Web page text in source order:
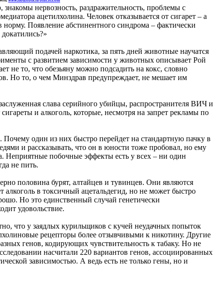
нервозность, раздражительность, проблемы с
ацетилхолина. Человек отказывается от сигарет – а
Появление абстинентного синдрома – фактически
подачей наркотика, за пять дней животные научатся
с развитием зависимости у животных описывает Рой
то, что обезьяну можно подсадить на кокс, словно
Но то, о чем Минздрав предупреждает, не мешает им
слава серийного убийцы, распространителя ВИЧ и
и алкоголь, которые, несмотря на запрет рекламы по
один из них быстро перейдет на стандартную пачку в
и рассказывать, что он в юности тоже пробовал, но ему
Неприятные побочные эффекты есть у всех – ни один
не пить.
половина бурят, алтайцев и тувинцев. Они являются
в токсичный ацетальдегид, но не может быстро
Но это единственный случай генетически
удовольствие.
что у заядлых курильщиков с кучей неудачных попыток
рецепторы более отзывчивыми к никотину. Другие
генов, кодирующих чувствительность к табаку. Но не
насчитали 220 вариантов генов, ассоциированных
зависимостью. А ведь есть не только гены, но и